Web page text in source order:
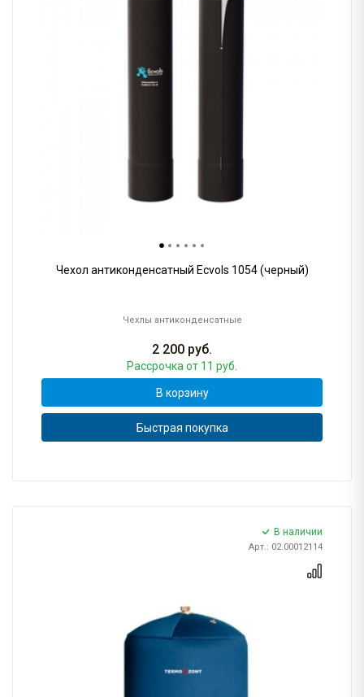
Чехол антиконденсатный Ecvols 1054 (черный)
Чехлы антиконденсатные
2 200 руб.
Рассрочка от 11 руб.
В корзину
Быстрая покупка
В наличии
Арт.: 02.00012114